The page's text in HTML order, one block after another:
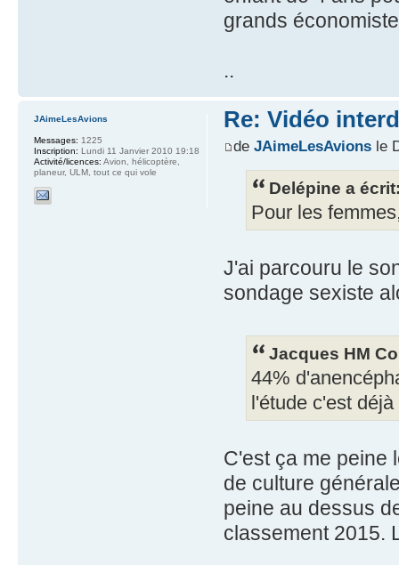
grands
..
Re: Vidéo
de JAimeLesAvionsle
Delépine a
Pour les
J'ai parcouru le
sondage sexiste
Jacques HM
44%
l'étude c'est
C'est ça me peine
de culture
peine au dessus
classement 2015.
JAimeLesAvions
Messages: 1225
Inscription: Lundi 11 Janvier 2010 19:18
Activité/licences: Avion, hélicoptère,
planeur, ULM, tout ce qui vole